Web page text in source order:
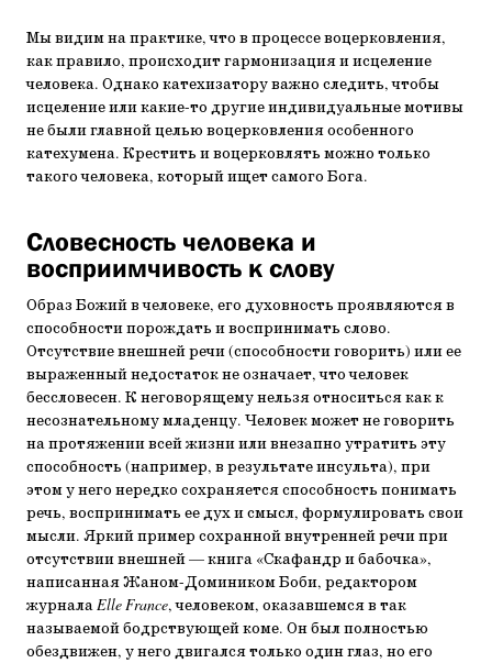
Мы видим на практике, что в процессе воцерковления,
как правило, происходит гармонизация и исцеление
человека. Однако катехизатору важно следить, чтобы
исцеление или какие-то другие индивидуальные мотивы
не были главной целью воцерковления особенного
катехумена. Крестить и воцерковлять можно только
такого человека, который ищет самого Бога.
Словесность человека и
восприимчивость к слову
Образ Божий в человеке, его духовность проявляются в
способности порождать и воспринимать слово.
Отсутствие внешней речи (способности говорить) или ее
выраженный недостаток не означает, что человек
бессловесен. К неговорящему нельзя относиться как к
несознательному младенцу. Человек может не говорить
на протяжении всей жизни или внезапно утратить эту
способность (например, в результате инсульта), при
этом у него нередко сохраняется способность понимать
речь, воспринимать ее дух и смысл, формулировать свои
мысли. Яркий пример сохранной внутренней речи при
отсутствии внешней — книга «Скафандр и бабочка»,
написанная Жаном-Домиником Боби, редактором
журналаElle France, человеком, оказавшемся в так
называемой бодрствующей коме. Он был полностью
обездвижен, у него двигался только один глаз, но его